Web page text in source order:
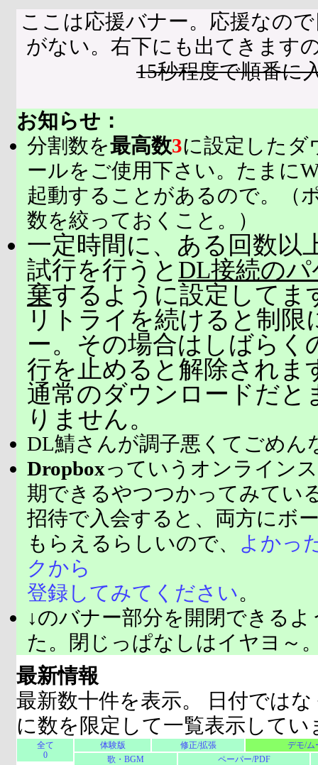
ここは応援バナー。応援なの
がない。右下にも出てきます
15秒程度で順番に
お知らせ：
分割数を最高数3に設定したダ
ールをご使用下さい。たまに
起動することがあるので。（
数を絞っておくこと。）
一定時間に、ある回数以
試行を行うと DL接続の
棄するように設定してま
リトライを続けると制限
ー。その場合はしばらく
行を止めると解除されま
通常のダウンロードだと
りません。
DL鯖さんが調子悪くてごめん
Dropboxっていうオンライン
期できるやつつかってみてい
招待で入会すると、両方にボ
もらえるらしいので、
よかっ
クから
登録してみてください。
↓のバナー部分を開閉できる
た。閉じっぱなしはイヤヨ～
最新情報
最新数十件を表示。 日付では
に数を限定して一覧表示してい
全て
0
体験版 修正/拡張
デモ/ム
歌・BGM
ペーパー/PDF